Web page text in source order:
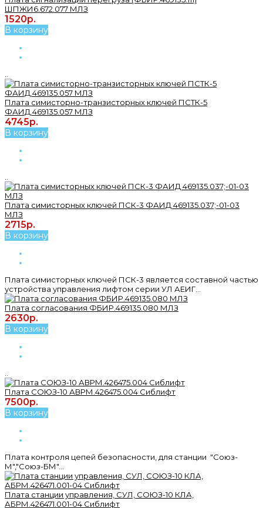
ШПЖИ6.672.077 МЛЗ
1520р.
В корзину
Плата симисторно-транзисторных ключей ПСТК-5
ФАИД.469135.057 МЛЗ
4745р.
В корзину
Плата симисторных ключей ПСК-3 ФАИД 469135.037;-01-03
МЛЗ
2715р.
В корзину
Плата симисторных ключей ПСК-3 является составной частью
устройства управления лифтом серии УЛ АЕИГ...
Плата согласования ФБИР.469135.080 МЛЗ
2630р.
В корзину
Плата СОЮЗ-10 АВРМ.426475.004 Сиблифт
7500р.
В корзину
Плата контроля цепей безопасности, для станции "Союз-
М","Союз-БМ"...
Плата станции управления, СУЛ, СОЮЗ-10 КЛА,
АБРМ.426471.001-04 Сиблифт